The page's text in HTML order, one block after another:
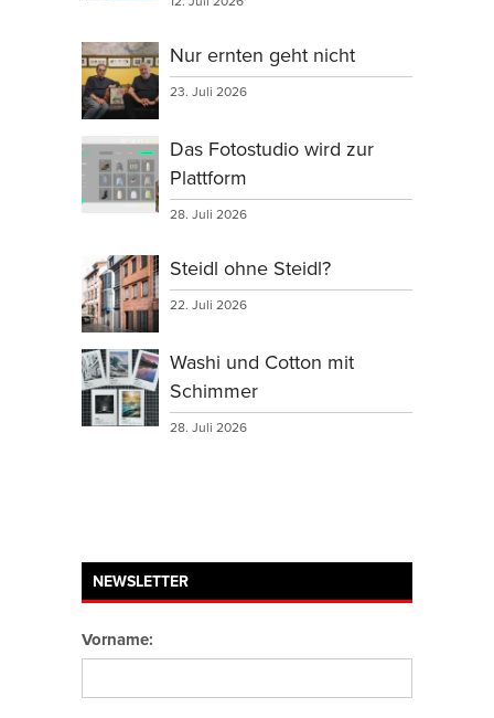
Nur ernten geht nicht
23. Juli 2026
Das Fotostudio wird zur
Plattform
28. Juli 2026
Steidl ohne Steidl?
22. Juli 2026
Washi und Cotton mit
Schimmer
28. Juli 2026
NEWSLETTER
Vorname: